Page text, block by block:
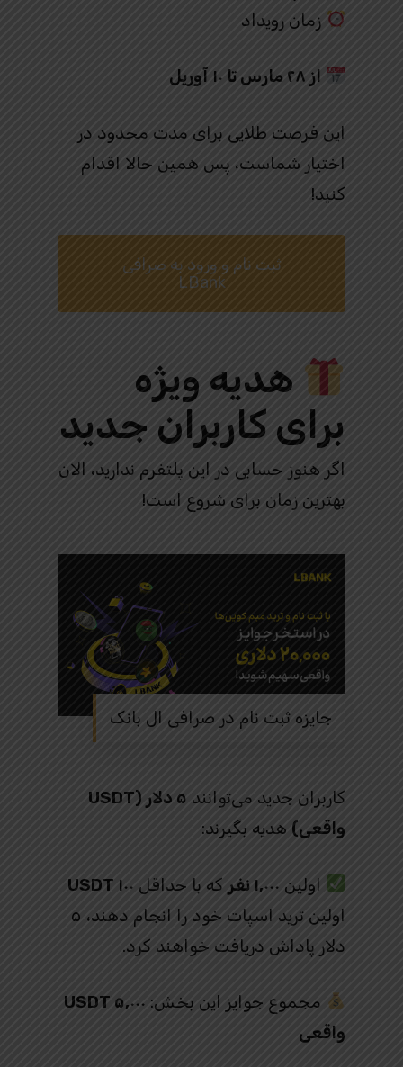
زمان رویداد
از ۲۸ مارس تا ۱۰ آوریل
این فرصت طلایی برای مدت محدود در
اختیار شماست، پس همین حالا اقدام
کنید!
ثبت نام و ورود به صرافی
LBank
هدیه ویژه
برای کاربران جدید
اگر هنوز حسابی در این پلتفرم ندارید، الان
بهترین زمان برای شروع است!
جایزه ثبت نام در صرافی ال بانک
کاربران جدید می‌توانند
۵ دلار (USDT
واقعی) هدیه بگیرند:
اولین ۱,۰۰۰ نفر که با حداقل ۱۰۰ USDT
اولین ترید اسپات خود را انجام دهند، ۵
دلار پاداش دریافت خواهند کرد.
مجموع جوایز این بخش:
۵,۰۰۰ USDT
واقعی